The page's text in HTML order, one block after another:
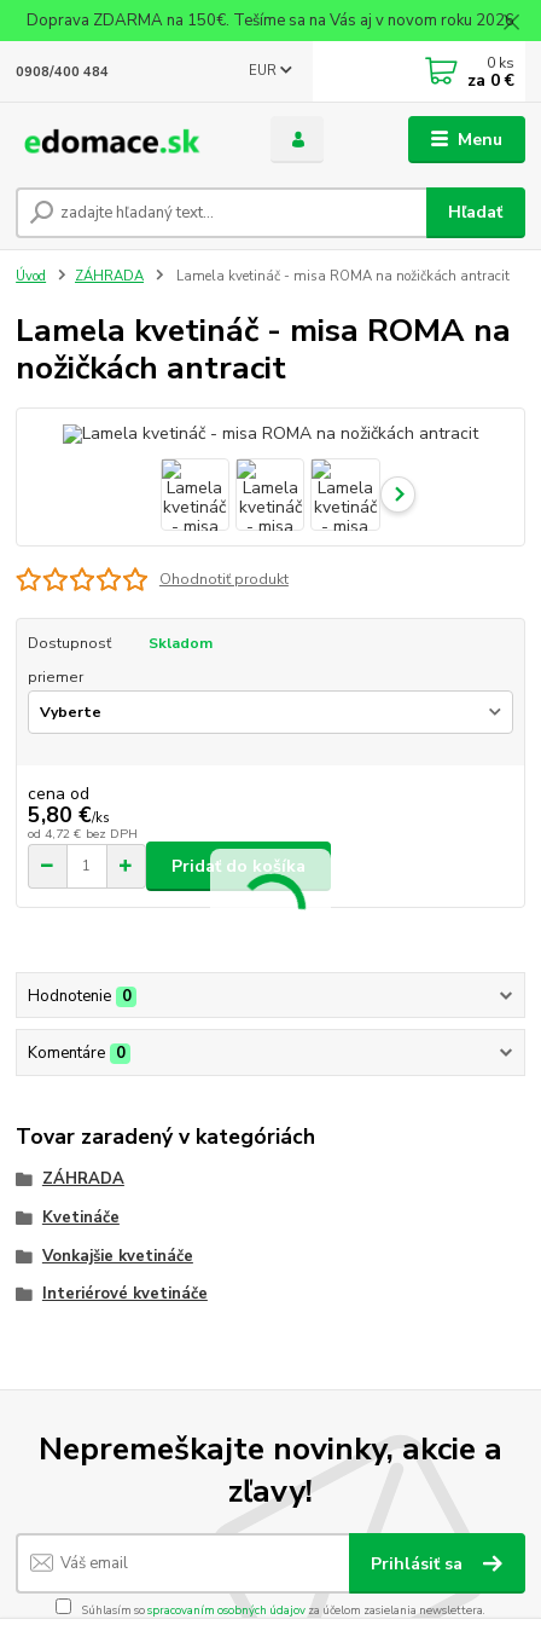
Doprava ZDARMA na 150€. Tešíme sa na Vás aj v novom roku 2026
Menu
EUR
Hľadať
0908/400 484 0 ks
za 0 €
Úvod ZÁHRADA Lamela kvetináč - misa ROMA na nožičkách antracit
Lamela kvetináč - misa ROMA na
nožičkách antracit
Ohodnotiť produkt
Dostupnosť
Skladom
priemer
cena od
5,80 €/ks
od 4,72 € bez DPH
Pridať do košíka
Hodnotenie 0
Komentáre 0
Tovar zaradený v kategóriách
ZÁHRADA
Kvetináče
Vonkajšie kvetináče
Interiérové kvetináče
Nepremeškajte novinky, akcie a
zľavy!
Prihlásiť sa
Súhlasím sospracovaním osobných údajov za účelom zasielania newslettera.